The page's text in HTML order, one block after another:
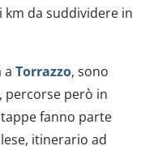
da suddividere in
a Torrazzo, sono
percorse però in
fanno parte
itinerario ad